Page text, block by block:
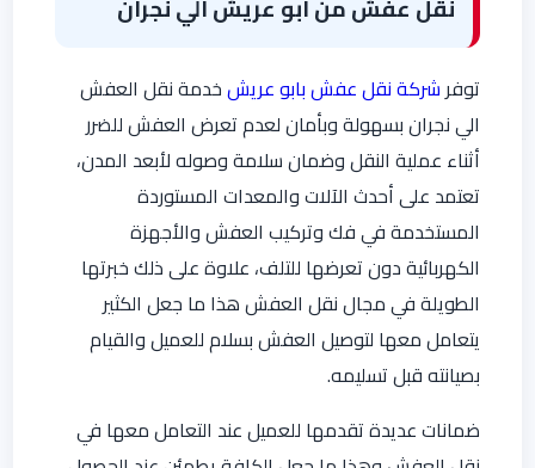
نقل عفش من ابو عريش الي نجران
توفر شركة نقل عفش بابو عريشخدمة نقل العفش
الي نجران بسهولة وبأمان لعدم تعرض العفش للضرر
أثناء عملية النقل وضمان سلامة وصوله لأبعد المدن،
تعتمد على أحدث الآلات والمعدات المستوردة
المستخدمة في فك وتركيب العفش والأجهزة
الكهربائية دون تعرضها للتلف، علاوة على ذلك خبرتها
الطويلة في مجال نقل العفش هذا ما جعل الكثير
يتعامل معها لتوصيل العفش بسلام للعميل والقيام
بصيانته قبل تسليمه.
ضمانات عديدة تقدمها للعميل عند التعامل معها في